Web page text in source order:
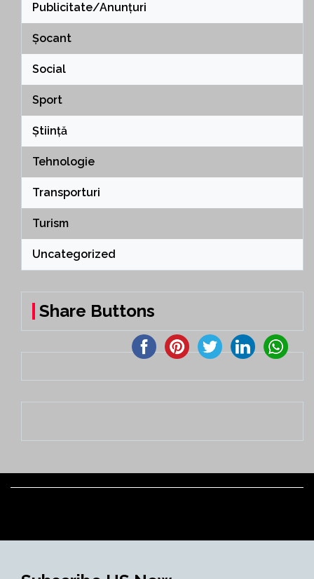
Publicitate/Anunțuri
Șocant
Social
Sport
Știință
Tehnologie
Transporturi
Turism
Uncategorized
Share Buttons